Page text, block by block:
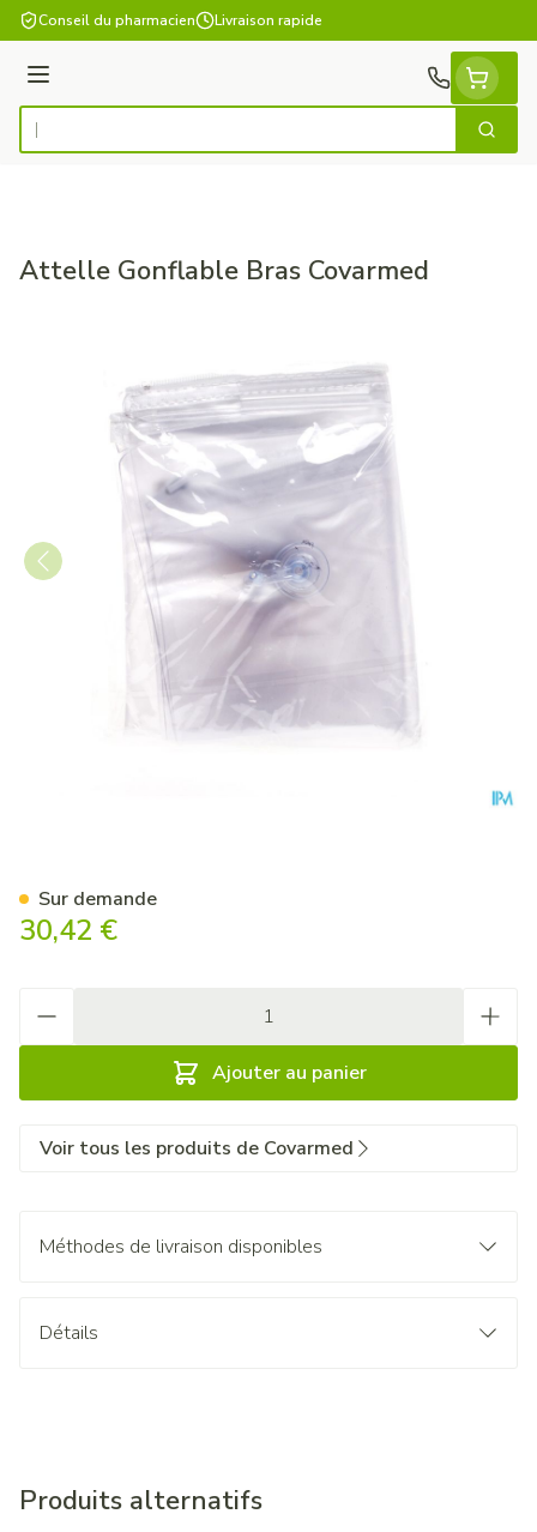
Aller au contenu
Conseil du pharmacien Livraison rapide
Menu
Rechercher
Attelle Gonflable Bras Covarmed
30,42 €
Ajouter au panier
Sur demande
Voir tous les produits de Covarmed
Méthodes de livraison disponibles
Détails
Produits alternatifs